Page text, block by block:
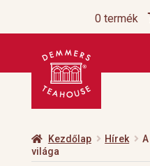
0 termék
Ugrás
navigációhoz
Kilépés
tartalomba
Kezdőlap Hírek
világa